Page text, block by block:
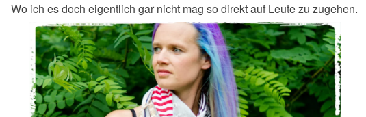
Wo ich es doch eigentlich gar nicht mag so direkt auf Leute zu zugehen.